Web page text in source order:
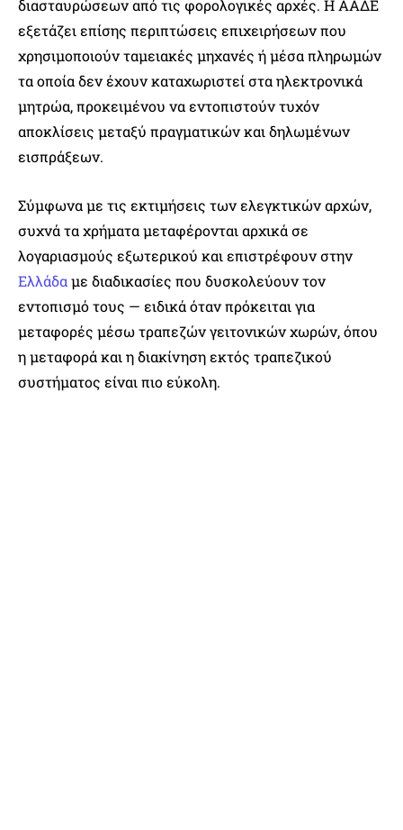
διασταυρώσεων από τις φορολογικές αρχές. Η ΑΑΔΕ
εξετάζει επίσης περιπτώσεις επιχειρήσεων που
χρησιμοποιούν ταμειακές μηχανές ή μέσα πληρωμών
τα οποία δεν έχουν καταχωριστεί στα ηλεκτρονικά
μητρώα, προκειμένου να εντοπιστούν τυχόν
αποκλίσεις μεταξύ πραγματικών και δηλωμένων
εισπράξεων.
Σύμφωνα με τις εκτιμήσεις των ελεγκτικών αρχών,
συχνά τα χρήματα μεταφέρονται αρχικά σε
λογαριασμούς εξωτερικού και επιστρέφουν στην
Ελλάδαμε διαδικασίες που δυσκολεύουν τον
εντοπισμό τους — ειδικά όταν πρόκειται για
μεταφορές μέσω τραπεζών γειτονικών χωρών, όπου
η μεταφορά και η διακίνηση εκτός τραπεζικού
συστήματος είναι πιο εύκολη.